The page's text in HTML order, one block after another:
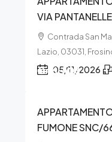
VIA
Contrada San
Lazio, 03031,
05/11/2026
€46.406
FUMONE SNC/